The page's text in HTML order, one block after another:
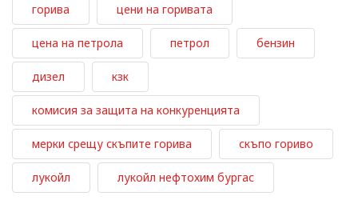
горива цени на горивата
цена на петрола петрол бензин
дизел кзк
комисия за защита на конкуренцията
мерки срещу скъпите горива скъпо гориво
лукойл лукойл нефтохим бургас